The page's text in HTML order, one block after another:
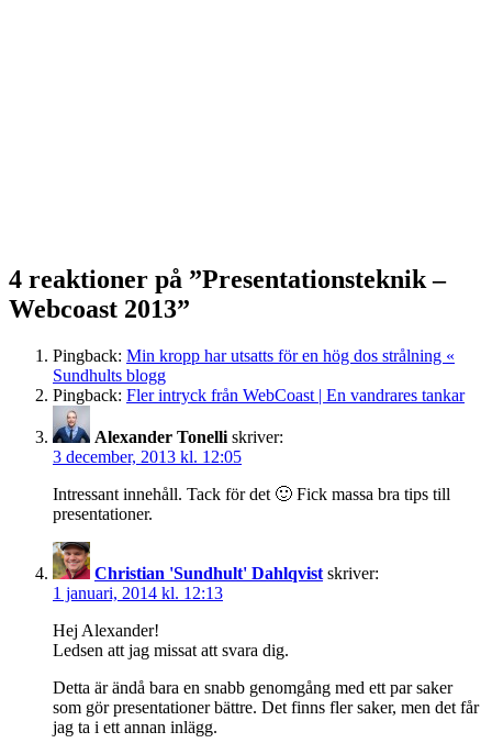
4 reaktioner på ”Presentationsteknik –
Webcoast 2013”
Pingback: Min kropp har utsatts för en hög dos strålning «
Sundhults blogg
Pingback: Fler intryck från WebCoast | En vandrares tankar
Alexander Tonelli skriver:
3 december, 2013 kl. 12:05
Intressant innehåll. Tack för det 🙂 Fick massa bra tips till
presentationer.
Christian 'Sundhult' Dahlqvist skriver:
1 januari, 2014 kl. 12:13
Hej Alexander!
Ledsen att jag missat att svara dig.
Detta är ändå bara en snabb genomgång med ett par saker
som gör presentationer bättre. Det finns fler saker, men det får
jag ta i ett annan inlägg.